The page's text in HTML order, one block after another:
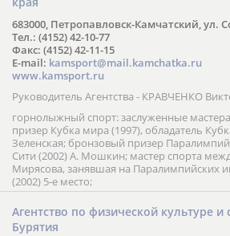
683000, Петропавловск-Камчатский, ул.
Тел.: (4152) 42-10-77
Факс: (4152) 42-11-15
E-mail: kamsport@mail.kamchatka.ru
www.kamsport.ru
Руководитель Агентства - КРАВЧЕНКО
горнолыжный спорт: заслуженные
призер Кубка мира (1997), обладатель
Зеленская; бронзовый призер
Сити (2002) А. Мошкин; мастер спорта
Мирясова, занявшая на Паралимпийских
(2002) 5-е место;
Агентство по физической культуре и
Бурятия